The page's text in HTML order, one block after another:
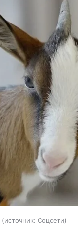
источник: Соцсети